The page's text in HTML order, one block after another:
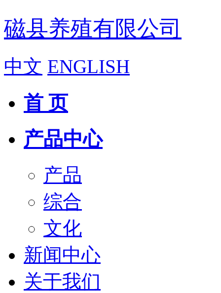
磁县养殖有限公司
中文 ENGLISH
首 页
产品中心
产品
综合
文化
新闻中心
关于我们